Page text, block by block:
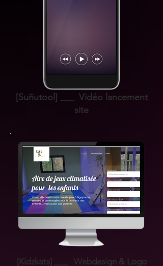
[Suñutool] ___ Vidéo lancement
site
[Kidzkats] ___ Webdesign & Logo